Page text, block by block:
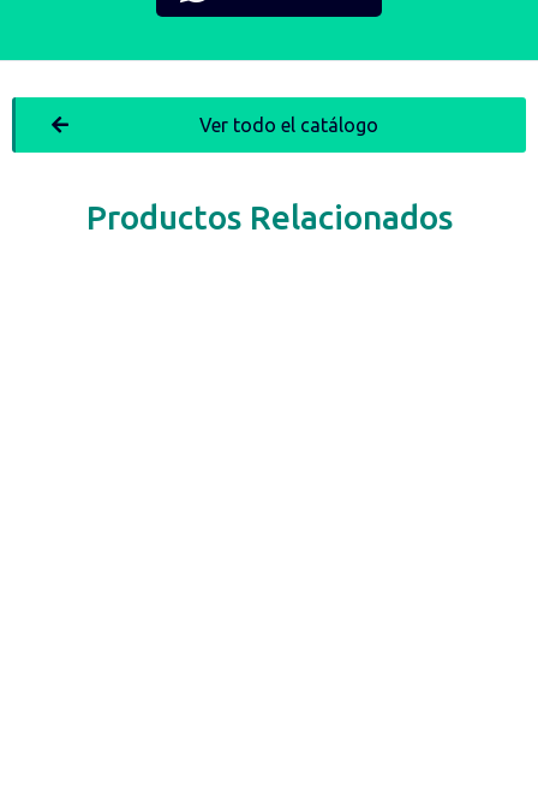
Productos Relacionados
Ver todo el catálogo